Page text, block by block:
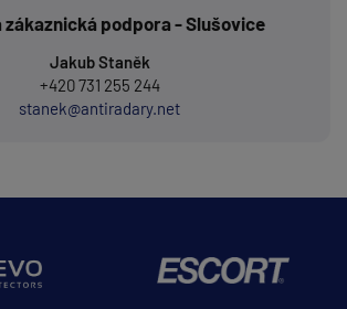
zákaznická podpora - Slušovice
Jakub Staněk
+420 731 255 244
stanek@antiradary.net